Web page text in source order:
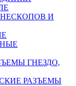
И
ГНЕЗДО,
РАЗЪЕМЫ